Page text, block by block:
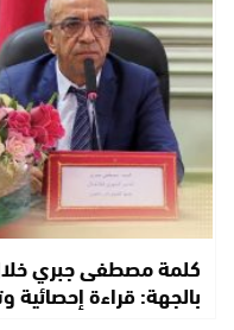
كلمة مصطفى جبري
بالجهة: قراءة